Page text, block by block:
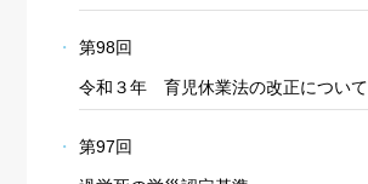
第98回
令和３年 育児休業法の改正について
第97回